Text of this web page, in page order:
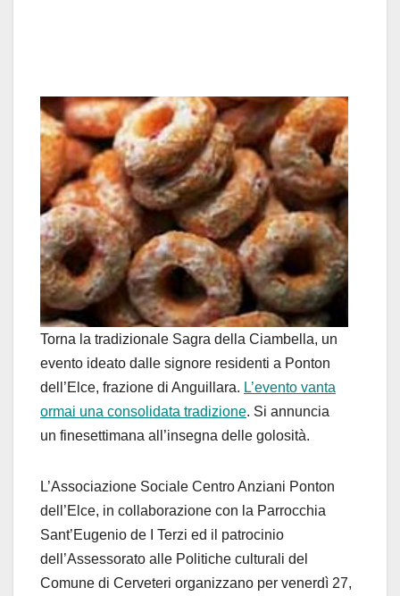
Torna la tradizionale Sagra della Ciambella, un
evento ideato dalle signore residenti a Ponton
dell’Elce, frazione di Anguillara. L’evento vanta
ormai una consolidata tradizione. Si annuncia
un finesettimana all’insegna delle golosità.
L’Associazione Sociale Centro Anziani Ponton
dell’Elce, in collaborazione con la Parrocchia
Sant’Eugenio de I Terzi ed il patrocinio
dell’Assessorato alle Politiche culturali del
Comune di Cerveteri organizzano per venerdì 27,